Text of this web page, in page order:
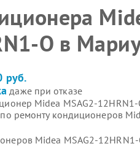
O в
руб.
даже при отказе
Midea MSAG2-12HRN1-
ремонту кондиционеров
Midea MSAG2-12HRN1-